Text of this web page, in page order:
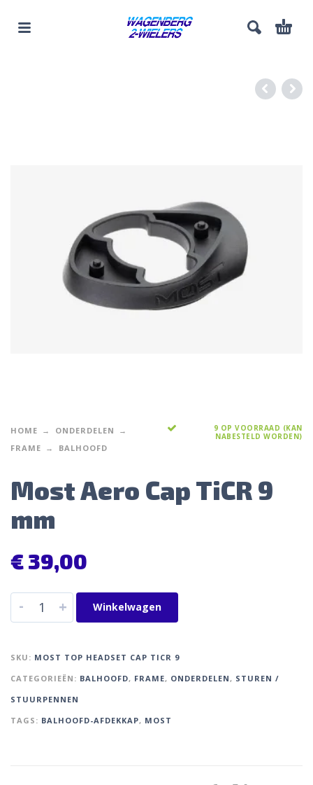
HOME
ONDERDELEN
FRAME
BALHOOFD
9 OP VOORRAAD (KAN
NABESTELD WORDEN)
Most Aero Cap TiCR 9
mm
€39,00
- + Winkelwagen
SKU: MOST TOP HEADSET CAP TICR 9
CATEGORIEËN: BALHOOFD, FRAME, ONDERDELEN , STUREN /
STUURPENNEN
TAGS: BALHOOFD-AFDEKKAP, MOST